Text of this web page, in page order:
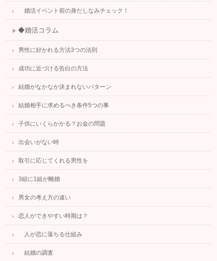
婚活イベント前の身だしなみチェック！
◆婚活コラム
男性に好かれる方法3つの法則
成功に近づける告白の方法
結婚がなかなか決まれないパターン
結婚相手に求めるべき条件5つの事
子供にいくらかかる？お金の問題
出会いがない時
取引に応じてくれる男性を
3組に1組が離婚
男女の考え方の違い
恋人ができやすい時期は？
人が恋に落ちる仕組み
結婚の調査